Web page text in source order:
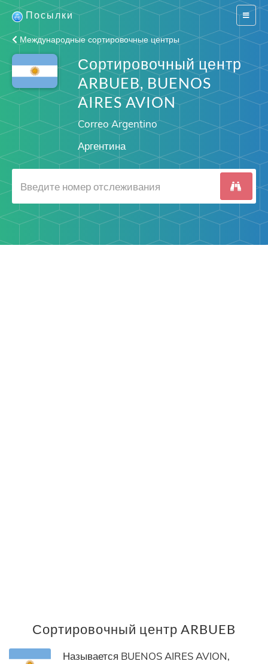
Switch
Посылки
Международные сортировочные центры
Сортировочный центр
ARBUEB, BUENOS
AIRES AVION
Correo Argentino
Аргентина
Сортировочный центр ARBUEB
Называется BUENOS AIRES AVION,